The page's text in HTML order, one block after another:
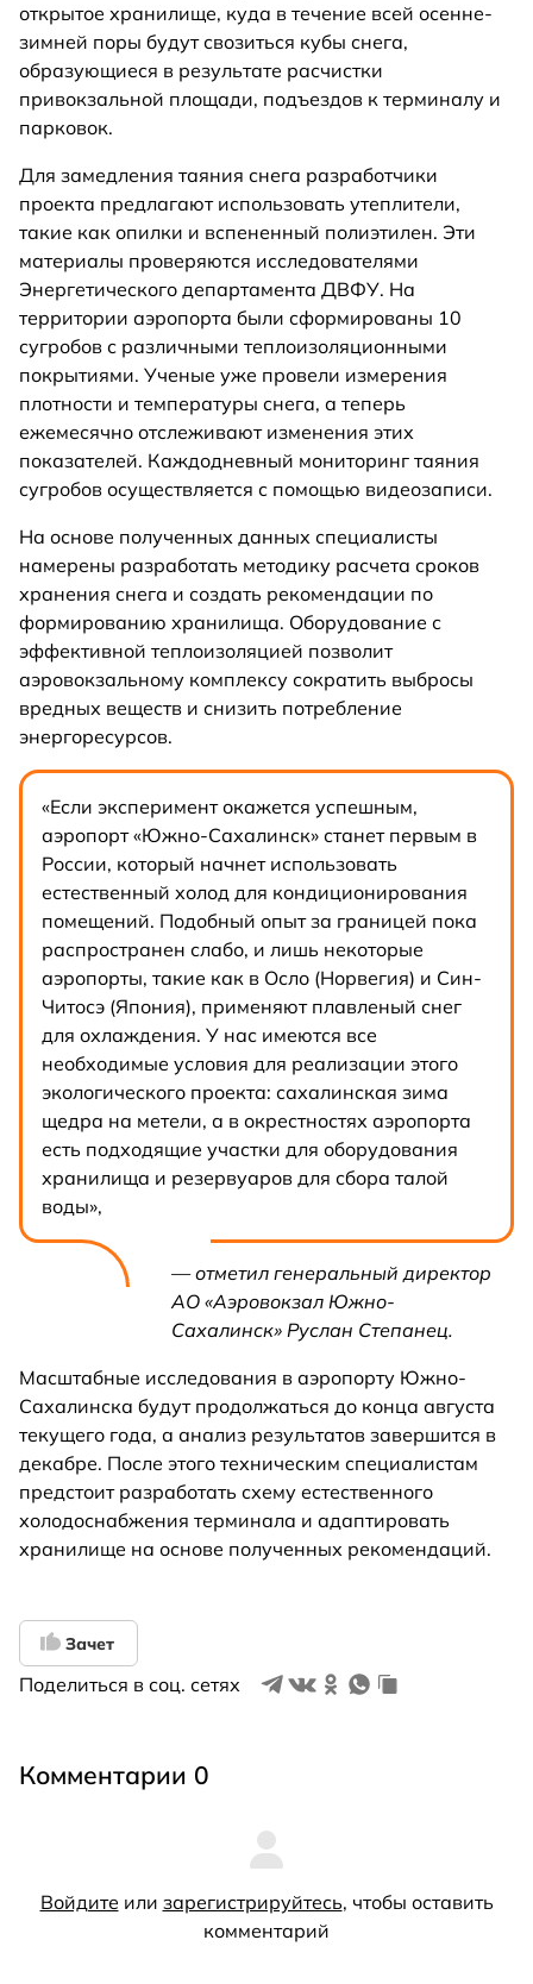
открытое хранилище, куда в течение всей осенне-
зимней поры будут свозиться кубы снега,
образующиеся в результате расчистки
привокзальной площади, подъездов к терминалу и
парковок.
Для замедления таяния снега разработчики
проекта предлагают использовать утеплители,
такие как опилки и вспененный полиэтилен. Эти
материалы проверяются исследователями
Энергетического департамента ДВФУ. На
территории аэропорта были сформированы 10
сугробов с различными теплоизоляционными
покрытиями. Ученые уже провели измерения
плотности и температуры снега, а теперь
ежемесячно отслеживают изменения этих
показателей. Каждодневный мониторинг таяния
сугробов осуществляется с помощью видеозаписи.
На основе полученных данных специалисты
намерены разработать методику расчета сроков
хранения снега и создать рекомендации по
формированию хранилища. Оборудование с
эффективной теплоизоляцией позволит
аэровокзальному комплексу сократить выбросы
вредных веществ и снизить потребление
энергоресурсов.
«Если эксперимент окажется успешным,
аэропорт «Южно-Сахалинск» станет первым в
России, который начнет использовать
естественный холод для кондиционирования
помещений. Подобный опыт за границей пока
распространен слабо, и лишь некоторые
аэропорты, такие как в Осло (Норвегия) и Син-
Читосэ (Япония), применяют плавленый снег
для охлаждения. У нас имеются все
необходимые условия для реализации этого
экологического проекта: сахалинская зима
щедра на метели, а в окрестностях аэропорта
есть подходящие участки для оборудования
хранилища и резервуаров для сбора талой
воды»,
— отметил генеральный директор
АО «Аэровокзал Южно-
Сахалинск» Руслан Степанец.
Масштабные исследования в аэропорту Южно-
Сахалинска будут продолжаться до конца августа
текущего года, а анализ результатов завершится в
декабре. После этого техническим специалистам
предстоит разработать схему естественного
холодоснабжения терминала и адаптировать
хранилище на основе полученных рекомендаций.
Зачет
Поделиться в соц. сетях
Комментарии 0
Войдите или зарегистрируйтесь, чтобы оставить
комментарий